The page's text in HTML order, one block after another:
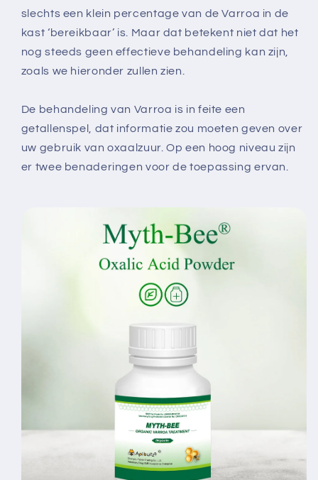
slechts een klein percentage van de Varroa in de
kast ‘bereikbaar’ is. Maar dat betekent niet dat het
nog steeds geen effectieve behandeling kan zijn,
zoals we hieronder zullen zien.
De behandeling van Varroa is in feite een
getallenspel, dat informatie zou moeten geven over
uw gebruik van oxaalzuur. Op een hoog niveau zijn
er twee benaderingen voor de toepassing ervan.